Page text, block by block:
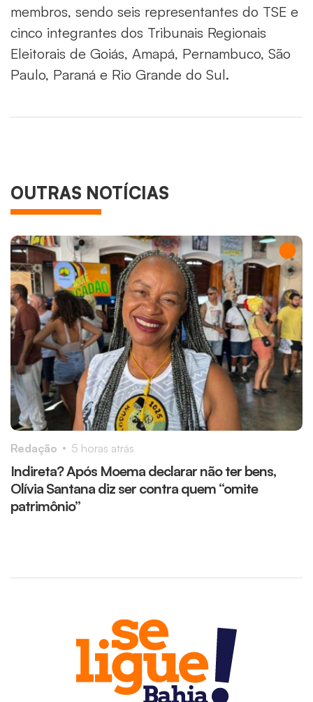
membros, sendo seis representantes do TSE e
cinco integrantes dos Tribunais Regionais
Eleitorais de Goiás, Amapá, Pernambuco, São
Paulo, Paraná e Rio Grande do Sul.
OUTRAS NOTÍCIAS
Indireta? Após Moema declarar não ter bens,
Olívia Santana diz ser contra quem “omite
patrimônio”
Redação 5 horas atrás